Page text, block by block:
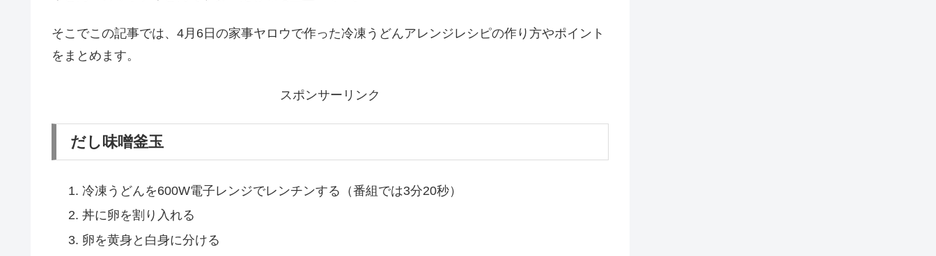
家事ヤロウ 冷凍うどんレシピ
うどんのアレンジレシピの特集があったのは4月6日の家事ヤロウ。火曜日のゴールデンに進出した
ちなみに、今日の家事ヤロウで作ったのは冷凍うどん。茹でずに電子レンジするだけなので家事初
ザーの家事初心者でも作れるような簡単アレンジレシピを教えてくれました。
そして、その冷凍うどんアレンジレシピというのが、きな粉バター（スイーツ系）・ダブルチーズ